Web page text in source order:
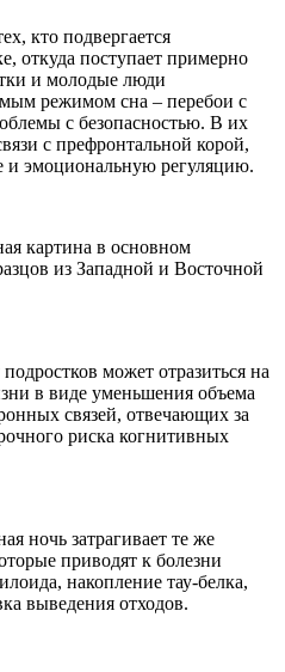
кто подвергается
откуда поступает примерно
и молодые люди
режимом сна – перебои с
с безопасностью. В их
с префронтальной корой,
и эмоциональную регуляцию.
картина в основном
из Западной и Восточной
может отразиться на
в виде уменьшения объема
связей, отвечающих за
риска когнитивных
ночь затрагивает те же
приводят к болезни
накопление тау-белка,
выведения отходов.